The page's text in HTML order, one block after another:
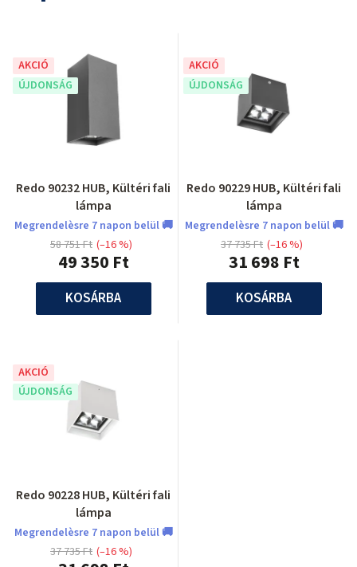
AKCIÓ
ÚJDONSÁG
Redo 90232 HUB, Kültéri fali
lámpa
Megrendelèsre 7 napon belül 🚚
49 350 Ft
58 751 Ft (–16 %)
KOSÁRBA
AKCIÓ
ÚJDONSÁG
Redo 90229 HUB, Kültéri fali
lámpa
Megrendelèsre 7 napon belül 🚚
31 698 Ft
37 735 Ft (–16 %)
KOSÁRBA
AKCIÓ
ÚJDONSÁG
Redo 90228 HUB, Kültéri fali
lámpa
Megrendelèsre 7 napon belül 🚚
37 735 Ft (–16 %)